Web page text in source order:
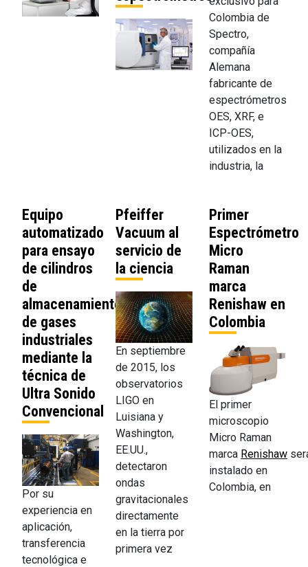
Colombia de
Spectro,
compañía
Alemana
fabricante de
espectrómetros
OES, XRF, e
ICP-OES,
utilizados en la
industria, la
Equipo
automatizado
para ensayo
de cilindros
de
almacenamiento
de gases
industriales
mediante la
técnica de
Ultra Sonido
Convencional
Por su
experiencia en
aplicación,
transferencia
tecnológica e
Pfeiffer
Vacuum al
servicio de
la ciencia
En septiembre
de 2015, los
observatorios
LIGO en
Luisiana y
Washington,
EE.UU.,
detectaron
ondas
gravitacionales
directamente
en la tierra por
primera vez
Primer
Espectrómetro
Micro
Raman
marca
Renishaw en
Colombia
El primer
microscopio
Micro Raman
marca Renishaw
instalado en
Colombia, en